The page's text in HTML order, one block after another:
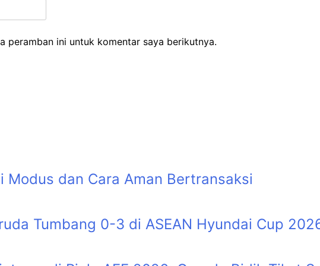
peramban ini untuk komentar saya berikutnya.
Modus dan Cara Aman Bertransaksi
Tumbang 0-3 di ASEAN Hyundai Cup